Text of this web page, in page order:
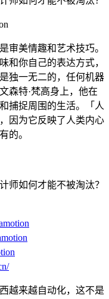
审美情趣和艺术技巧。
和你自己的表达方式，
独一无二的，任何机器
森特·梵高身上，他在
捕捉周围的生活。「人
因为它反映了人类内心
的。
越来越自动化，这不是